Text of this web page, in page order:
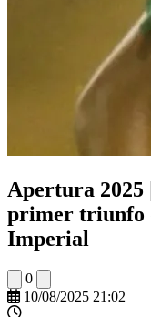
Apertura 2025
primer triunfo
Imperial
0
10/08/2025 21:02